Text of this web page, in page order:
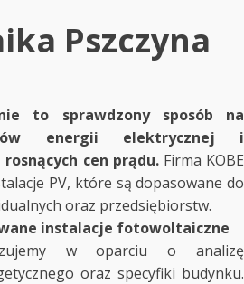
Pszczyna
to sprawdzony sposób na
energii elektrycznej i
cen prądu. Firma KOBE
PV, które są dopasowane do
oraz przedsiębiorstw.
instalacje fotowoltaiczne
w oparciu o analizę
oraz specyfiki budynku.